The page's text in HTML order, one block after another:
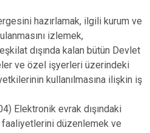
hazırlamak, ilgili kurum ve
izlemek,
dışında kalan bütün Devlet
ve özel işyerleri üzerindeki
kullanılmasına ilişkin iş
Elektronik evrak dışındaki
düzenlemek ve